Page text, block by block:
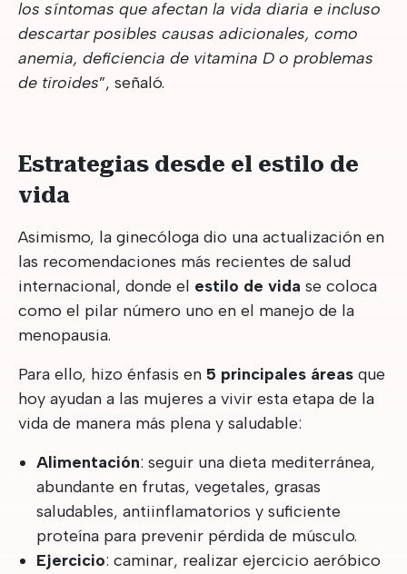
los síntomas que afectan la vida diaria e incluso
descartar posibles causas adicionales, como
anemia, deficiencia de vitamina D o problemas
de tiroides”, señaló.
Estrategias desde el estilo de
vida
Asimismo, la ginecóloga dio una actualización en
las recomendaciones más recientes de salud
internacional, donde el estilo de vida se coloca
como el pilar número uno en el manejo de la
menopausia.
Para ello, hizo énfasis en 5 principales áreas que
hoy ayudan a las mujeres a vivir esta etapa de la
vida de manera más plena y saludable:
Alimentación: seguir una dieta mediterránea,
abundante en frutas, vegetales, grasas
saludables, antiinflamatorios y suficiente
proteína para prevenir pérdida de músculo.
Ejercicio: caminar, realizar ejercicio aeróbico